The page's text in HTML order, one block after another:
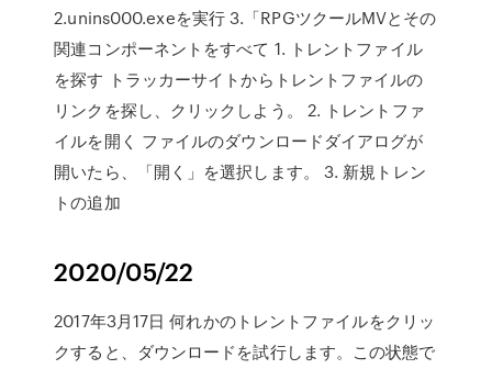
2.unins000.exeを実行 3.「RPGツクールMVとその
関連コンポーネントをすべて 1. トレントファイル
を探す トラッカーサイトからトレントファイルの
リンクを探し、クリックしよう。 2. トレントファ
イルを開く ファイルのダウンロードダイアログが
開いたら、「開く」を選択します。 3. 新規トレン
トの追加
2020/05/22
2017年3月17日 何れかのトレントファイルをクリッ
クすると、ダウンロードを試行します。この状態で